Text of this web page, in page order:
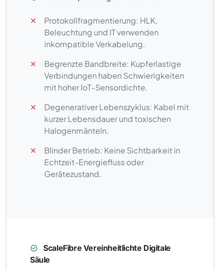
✕
Protokollfragmentierung: HLK,
Beleuchtung und IT verwenden
inkompatible Verkabelung.
✕
Begrenzte Bandbreite: Kupferlastige
Verbindungen haben Schwierigkeiten
mit hoher IoT-Sensordichte.
✕
Degenerativer Lebenszyklus: Kabel mit
kurzer Lebensdauer und toxischen
Halogenmänteln.
✕
Blinder Betrieb: Keine Sichtbarkeit in
Echtzeit-Energiefluss oder
Gerätezustand.
ScaleFibre Vereinheitlichte Digitale
Säule